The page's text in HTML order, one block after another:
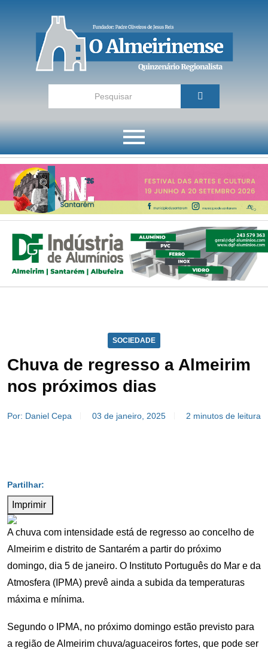
SOCIEDADE
Chuva de regresso a Almeirim
nos próximos dias
Por: Daniel Cepa 03 de janeiro, 2025 2 minutos de leitura
Imprimir
A chuva com intensidade está de regresso ao concelho de
Almeirim e distrito de Santarém a partir do próximo
domingo, dia 5 de janeiro. O Instituto Português do Mar e da
Atmosfera (IPMA) prevê ainda a subida da temperaturas
máxima e mínima.
Segundo o IPMA, no próximo domingo estão previsto para
a região de Almeirim chuva/aguaceiros fortes, que pode ser